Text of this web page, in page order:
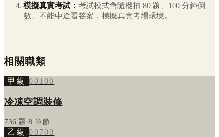
模擬真實考試： 考試模式會隨機抽 80 題、100 分鐘倒
數、不能中途看答案，模擬真實考場環境。
相關職類
甲級 00100
冷凍空調裝修
736 題 ·8 章節
乙級
00700